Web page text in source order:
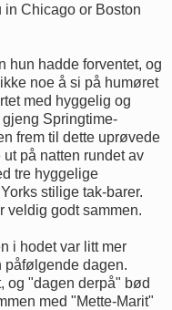
in Chicago or Boston
hun hadde forventet, og
noe å si på humøret
med hyggelig og
Springtime-
frem til dette uprøvede
på natten rundet av
tre hyggelige
stilige tak-barer.
veldig godt sammen.
i hodet var litt mer
påfølgende dagen.
og "dagen derpå" bød
med "Mette-Marit"